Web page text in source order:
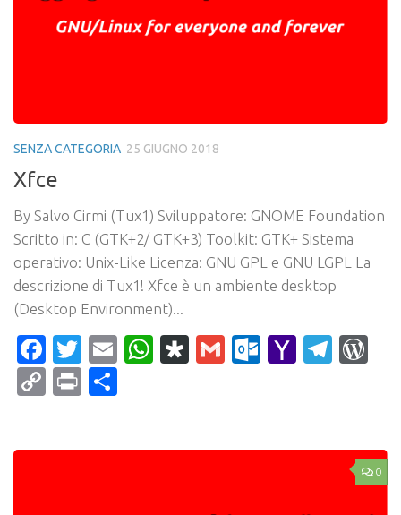
SENZA CATEGORIA 25 GIUGNO 2018
Xfce
By Salvo Cirmi (Tux1) Sviluppatore: GNOME Foundation
Scritto in: C (GTK+2/ GTK+3) Toolkit: GTK+ Sistema
operativo: Unix-Like Licenza: GNU GPL e GNU LGPL La
descrizione di Tux1! Xfce è un ambiente desktop
(Desktop Environment)...
Facebook
Twitter
EmailWhatsApp
Diaspora
Gmail Yahoo
CopyPrint
0